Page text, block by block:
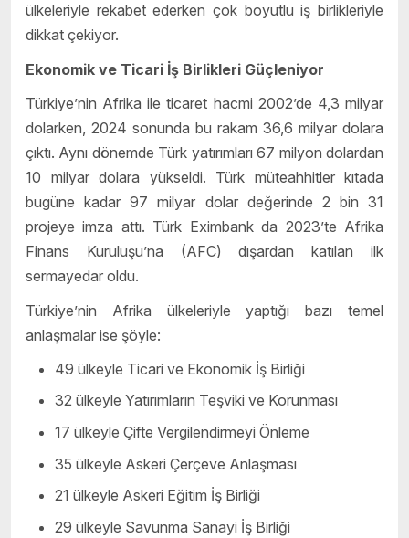
ülkeleriyle rekabet ederken çok boyutlu iş birlikleriyle
dikkat çekiyor.
Ekonomik ve Ticari İş Birlikleri Güçleniyor
Türkiye’nin Afrika ile ticaret hacmi 2002’de 4,3 milyar
dolarken, 2024 sonunda bu rakam 36,6 milyar dolara
çıktı. Aynı dönemde Türk yatırımları 67 milyon dolardan
10 milyar dolara yükseldi. Türk müteahhitler kıtada
bugüne kadar 97 milyar dolar değerinde 2 bin 31
projeye imza attı. Türk Eximbank da 2023’te Afrika
Finans Kuruluşu’na (AFC) dışardan katılan ilk
sermayedar oldu.
Türkiye’nin Afrika ülkeleriyle yaptığı bazı temel
anlaşmalar ise şöyle:
49 ülkeyle Ticari ve Ekonomik İş Birliği
32 ülkeyle Yatırımların Teşviki ve Korunması
17 ülkeyle Çifte Vergilendirmeyi Önleme
35 ülkeyle Askeri Çerçeve Anlaşması
21 ülkeyle Askeri Eğitim İş Birliği
29 ülkeyle Savunma Sanayi İş Birliği